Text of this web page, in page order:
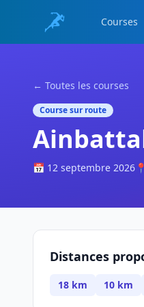
Courses
← Toutes les courses
Course sur route
📅 12 septembre 2026
Distances
18 km 10 km